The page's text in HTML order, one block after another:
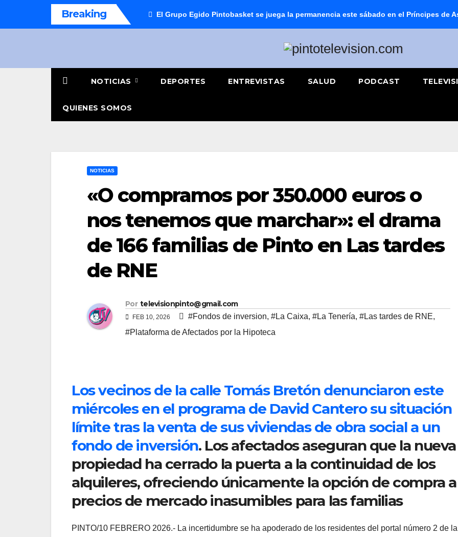
Breaking El Grupo Egido Pintobasket se juega la permanencia este sábado en el Príncipes de
NOTICIAS DEPORTES ENTREVISTAS SALUD PODCAST
QUIENES SOMOS
NOTICIAS
«O compramos por 350.000 euros o
nos tenemos que marchar»: el drama
de 166 familias de Pinto en Las tardes
de RNE
Por televisionpinto@gmail.com
FEB 10, 2026 #Fondos de inversion, #La Caixa, #La Tenería, #Las tardes de RNE,
#Plataforma de Afectados por la Hipoteca
Los vecinos de la calle Tomás Bretón denunciaron este
miércoles en el programa de David Cantero su situación
límite tras la venta de sus viviendas de obra social a un
fondo de inversión. Los afectados aseguran que la nueva
propiedad ha cerrado la puerta a la continuidad de los
alquileres, ofreciendo únicamente la opción de compra a
precios de mercado inasumibles para las familias
PINTO/10 FEBRERO 2026.- La incertidumbre se ha apoderado de los residentes del portal número 2 de la